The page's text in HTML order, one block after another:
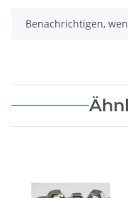
Benachrichtigen,